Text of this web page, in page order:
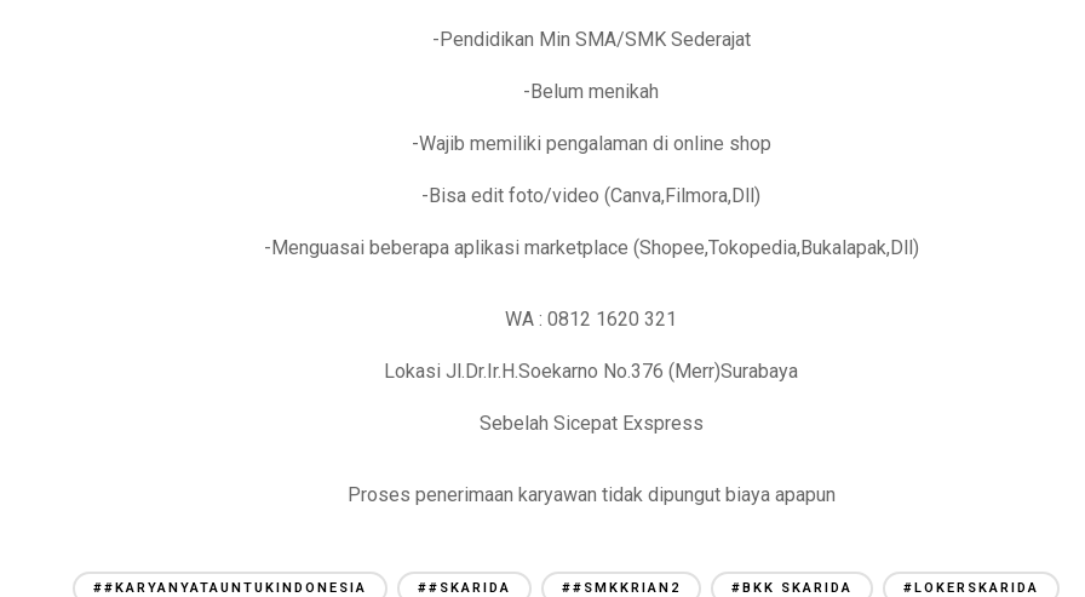
-Pendidikan Min SMA/SMK Sederajat
-Belum menikah
-Wajib memiliki pengalaman di online shop
-Bisa edit foto/video (Canva,Filmora,Dll)
-Menguasai beberapa aplikasi marketplace (Shopee,Tokopedia,Bukalapak,Dll)
WA : 0812 1620 321
Lokasi Jl.Dr.Ir.H.Soekarno No.376 (Merr)Surabaya
Sebelah Sicepat Exspress
Proses penerimaan karyawan tidak dipungut biaya apapun
##KARYANYATAUNTUKINDONESIA ##SKARIDA ##SMKKRIAN2 #BKK SKARIDA #LOKERSKARIDA